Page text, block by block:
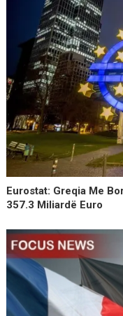
Eurostat: Greqia Me
357.3 Miliardë Euro